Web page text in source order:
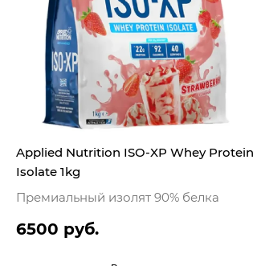
Applied Nutrition ISO-XP Whey Protein
Isolate 1kg
Премиальный изолят 90% белка
6500 руб.